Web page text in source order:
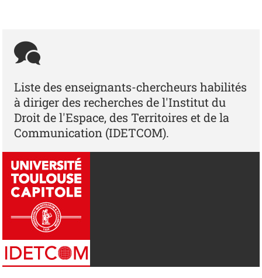
Liste des enseignants-chercheurs habilités
à diriger des recherches de l'Institut du
Droit de l'Espace, des Territoires et de la
Communication (IDETCOM).